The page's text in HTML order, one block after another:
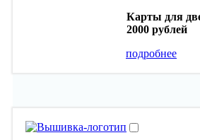
Карты для
2000 рублей
подробнее